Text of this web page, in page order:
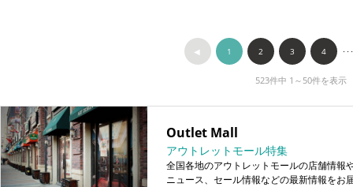
◀︎ 1 2 3 4 ･･･
523件中 1～50件を表示
Outlet Mall
アウトレットモール特集
全国各地のアウトレットモールの店舗情報
ニュース、セール情報などの最新情報をお